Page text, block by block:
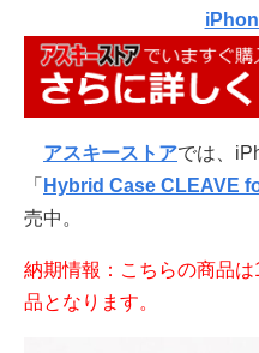
アスキーストアでは、
「 Hybrid Case CLEAVE
売中。
納期情報：こちらの商品
品となります。